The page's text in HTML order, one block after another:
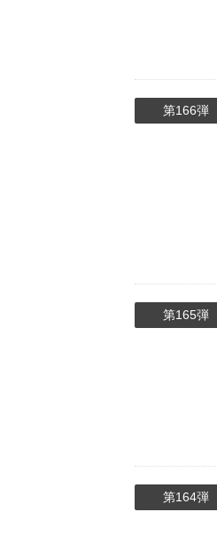
第166弾
第165弾
第164弾